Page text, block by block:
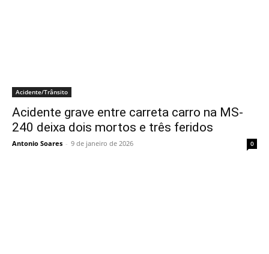
Acidente/Trânsito
Acidente grave entre carreta carro na MS-
240 deixa dois mortos e três feridos
Antonio Soares - 9 de janeiro de 2026 0